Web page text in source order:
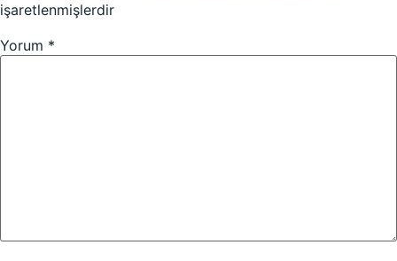
işaretlenmişlerdir
Yorum *